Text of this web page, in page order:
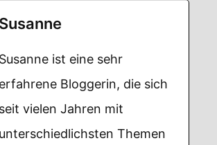
Susanne
Susanne ist eine sehr
erfahrene Bloggerin, die sich
seit vielen Jahren mit
unterschiedlichsten Themen